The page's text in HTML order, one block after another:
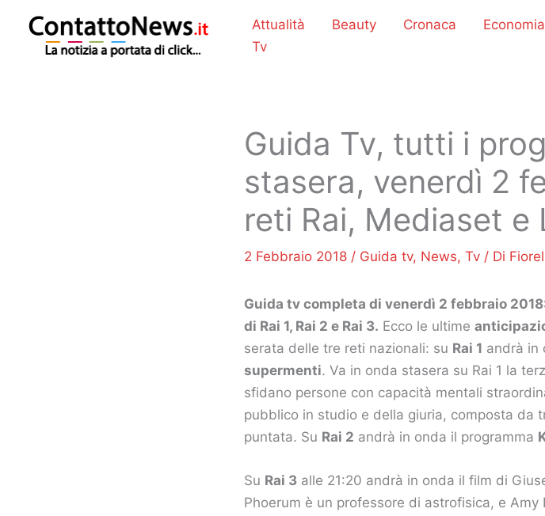
contenuto
Attualità Beauty Cronaca Economia
Tv
Guida Tv, tutti i
stasera, venerdì 2
reti Rai, Mediaset e
2 Febbraio 2018 / Guida tv, News, Tv / Di
Guida tv completa di venerdì 2 febbraio
di Rai 1, Rai 2 e Rai 3. Ecco le ultime
serata delle tre reti nazionali: su Rai 1 andrà in
supermenti. Va in onda stasera su Rai 1 la
sfidano persone con capacità mentali
pubblico in studio e della giuria, composta da
puntata. Su Rai 2 andrà in onda il programma
Su Rai 3 alle 21:20 andrà in onda il film di
Phoerum è un professore di astrofisica, e Amy